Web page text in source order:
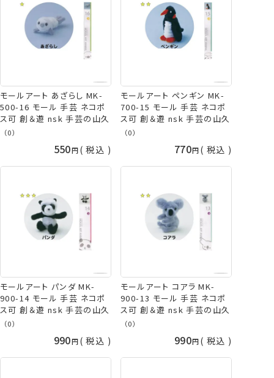
モールアート あざらし MK-
500-16 モール 手芸 ネコポ
ス可 創＆遊 nsk 手芸の山久
（0）
550 税込
モールアート ペンギン MK-
700-15 モール 手芸 ネコポ
ス可 創＆遊 nsk 手芸の山久
（0）
770 税込
モールアート パンダ MK-
900-14 モール 手芸 ネコポ
ス可 創＆遊 nsk 手芸の山久
（0）
990 税込
モールアート コアラ MK-
900-13 モール 手芸 ネコポ
ス可 創＆遊 nsk 手芸の山久
（0）
990 税込